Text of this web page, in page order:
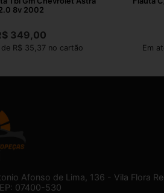
8v 2002
349,00
de R$ 35,37 no cartão Em
Afonso de Lima, 136 - Vila Flora
07400-530